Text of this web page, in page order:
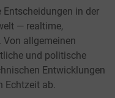
in der
— realtime,
Von allgemeinen
und politische
Entwicklungen
Echtzeit ab.